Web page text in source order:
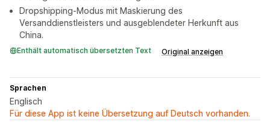
Dropshipping-Modus mit Maskierung des
Versanddienstleisters und ausgeblendeter Herkunft aus
China.
Enthält automatisch übersetzten Text Original anzeigen
Sprachen
Englisch
Für diese App ist keine Übersetzung auf Deutsch vorhanden.